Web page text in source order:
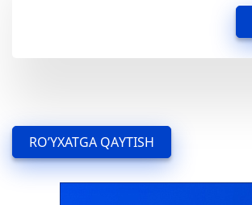
RO’YXATGA QAYTISH